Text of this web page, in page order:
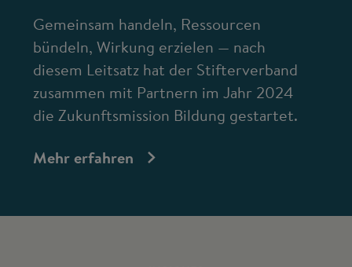
Gemeinsam handeln, Ressourcen
bündeln, Wirkung erzielen — nach
diesem Leitsatz hat der Stifterverband
zusammen mit Partnern im Jahr 2024
die Zukunftsmission Bildung gestartet.
Mehr erfahren